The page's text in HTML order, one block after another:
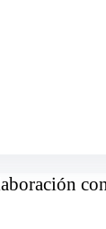
con